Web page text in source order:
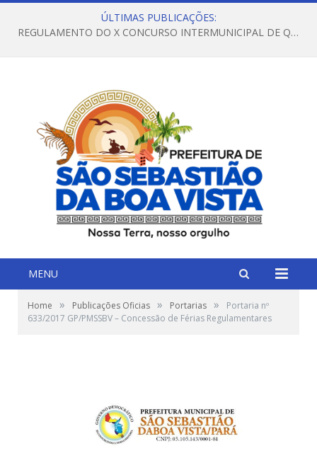
ÚLTIMAS PUBLICAÇÕES:
REGULAMENTO DO X CONCURSO INTERMUNICIPAL DE QUADRILHAS JUNINAS – 2026 – ARRAIÁ DA VENEZA
MENU
Home » Publicações Oficias » Portarias »
Portaria nº
633/2017 GP/PMSSBV – Concessão de Férias Regulamentares